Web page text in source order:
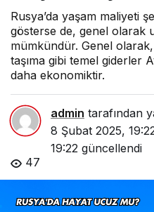
Rusya’da yaşam maliyeti
gösterse de, genel olarak
mümkündür. Genel
taşıma gibi temel giderler
daha ekonomiktir.
admin tarafından
8 Şubat 2025,
19:22 güncellendi
47